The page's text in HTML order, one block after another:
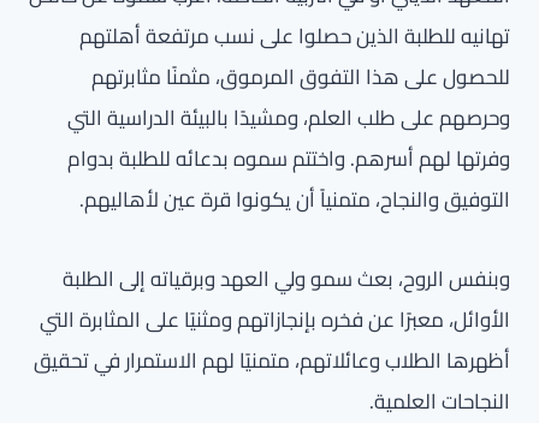
تهانيه للطلبة الذين حصلوا على نسب مرتفعة أهلتهم
للحصول على هذا التفوق المرموق، مثمنًا مثابرتهم
وحرصهم على طلب العلم، ومشيدًا بالبيئة الدراسية التي
وفرتها لهم أسرهم. واختتم سموه بدعائه للطلبة بدوام
التوفيق والنجاح، متمنياً أن يكونوا قرة عين لأهاليهم.
وبنفس الروح، بعث سمو ولي العهد وبرقياته إلى الطلبة
الأوائل، معبرًا عن فخره بإنجازاتهم ومثنيًا على المثابرة التي
أظهرها الطلاب وعائلاتهم، متمنيًا لهم الاستمرار في تحقيق
النجاحات العلمية.